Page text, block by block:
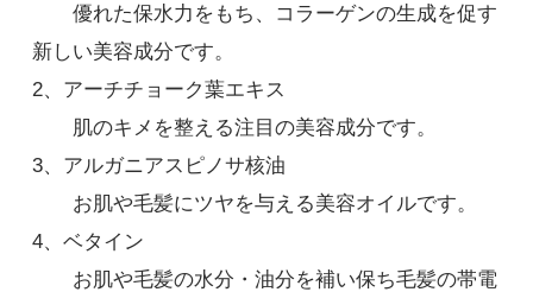
優れた保水力をもち、コラーゲンの生成を促す
新しい美容成分です。
2、アーチチョーク葉エキス
肌のキメを整える注目の美容成分です。
3、アルガニアスピノサ核油
お肌や毛髪にツヤを与える美容オイルです。
4、ベタイン
お肌や毛髪の水分・油分を補い保ち毛髪の帯電